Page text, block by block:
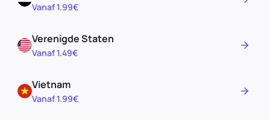
Vanaf 1.99€
Verenigde Staten
Vanaf 1.49€
Vietnam
Vanaf 1.99€